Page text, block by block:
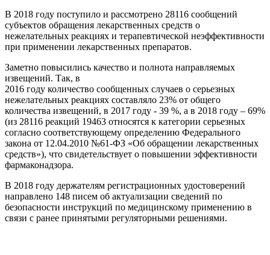
В 2018 году поступило и рассмотрено 28116 сообщений
субъектов обращения лекарственных средств о
нежелательных реакциях и терапевтической неэффективности
при применении лекарственных препаратов.
Заметно повысились качество и полнота направляемых
извещений. Так, в
2016 году количество сообщенных случаев о серьезных
нежелательных реакциях составляло 23% от общего
количества извещений, в 2017 году - 39 %, а в 2018 году – 69%
(из 28116 реакций 19463 относятся к категории серьезных
согласно соответствующему определению Федерального
закона от 12.04.2010 №61-ФЗ «Об обращении лекарственных
средств»), что свидетельствует о повышении эффективности
фармаконадзора.
В 2018 году держателям регистрационных удостоверений
направлено 148 писем об актуализации сведений по
безопасности инструкций по медицинскому применению в
связи с ранее принятыми регуляторными решениями.